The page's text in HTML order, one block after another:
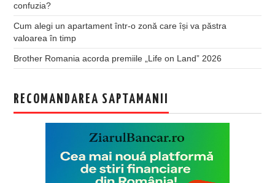
confuzia?
Cum alegi un apartament într-o zonă care își va păstra
valoarea în timp
Brother Romania acorda premiile „Life on Land” 2026
RECOMANDAREA SAPTAMANII